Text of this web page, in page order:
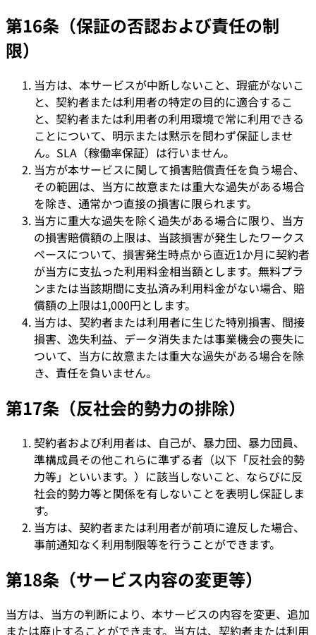
第16条（保証の否認および責任の制
限）
当方は、本サービスが中断しないこと、瑕疵がないこ
と、契約者または利用者の特定の目的に適合するこ
と、契約者または利用者の利用環境で常に利用できる
ことについて、明示または黙示を問わず保証しませ
ん。SLA（稼働率保証）は行いません。
当方が本サービスに関して損害賠償責任を負う場合、
その範囲は、当方に故意または重大な過失がある場合
を除き、通常かつ直接の損害に限られます。
当方に重大な過失を除く過失がある場合に限り、当方
の損害賠償額の上限は、当該損害が発生したワークス
ペースについて、損害発生時点から直近1か月に契約者
が当方に支払った利用料金相当額とします。無料プラ
ンまたは当該期間に支払済み利用料金がない場合、賠
償額の上限は1,000円とします。
当方は、契約者または利用者に生じた特別損害、間接
損害、逸失利益、データ消失または事業機会の喪失に
ついて、当方に故意または重大な過失がある場合を除
き、責任を負いません。
第17条（反社会的勢力の排除）
契約者および利用者は、自己が、暴力団、暴力団員、
準構成員その他これらに準ずる者（以下「反社会的勢
力等」といいます。）に該当しないこと、ならびに反
社会的勢力等と関係を有しないことを表明し保証しま
す。
当方は、契約者または利用者が前項に違反した場合、
事前通知なく利用制限等を行うことができます。
第18条（サービス内容の変更等）
当方は、当方の判断により、本サービスの内容を変更、追加
または廃止することができます。当方は、契約者または利用